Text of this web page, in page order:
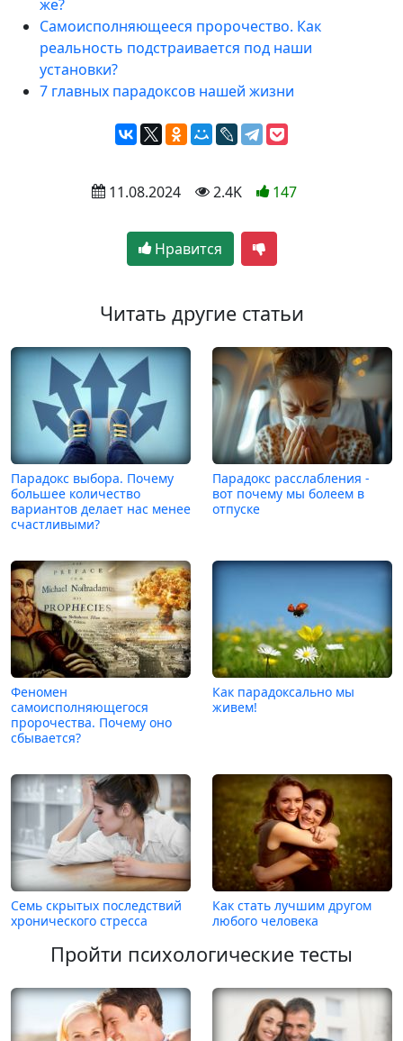
же?
Самоисполняющееся пророчество. Как
реальность подстраивается под наши
установки?
7 главных парадоксов нашей жизни
11.08.2024 2.4K 147
Нравится
Читать другие статьи
Парадокс выбора. Почему
большее количество
вариантов делает нас менее
счастливыми?
Парадокс расслабления -
вот почему мы болеем в
отпуске
Феномен
самоисполняющегося
пророчества. Почему оно
сбывается?
Как парадоксально мы
живем!
Семь скрытых последствий
хронического стресса
Как стать лучшим другом
любого человека
Пройти психологические тесты